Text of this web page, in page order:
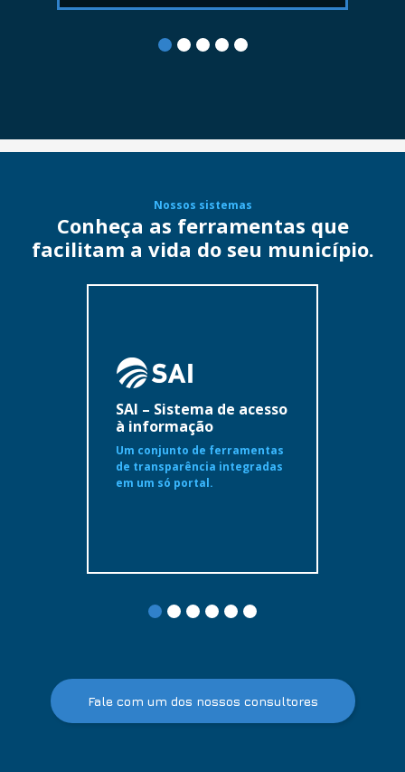
Nossos sistemas
Conheça as ferramentas que
facilitam a vida do seu município.
SAI – Sistema de acesso
à informação
Um conjunto de ferramentas
de transparência integradas
em um só portal.
Fale com um dos nossos consultores